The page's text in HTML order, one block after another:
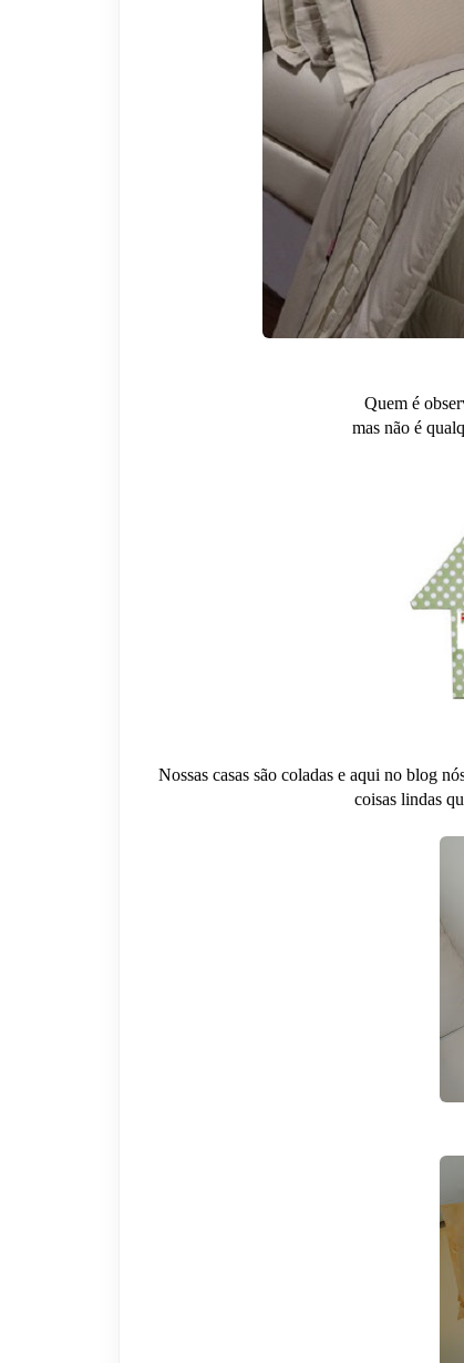
Quem é
mas não é
Nossas casas são coladas e aqui no blog
coisas lindas